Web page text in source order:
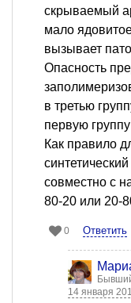
скрываемый
мало
вызывает
Опасность
в третью
первую
Как правило
совместно с
80-20 или 20-
0 Ответить
14 января